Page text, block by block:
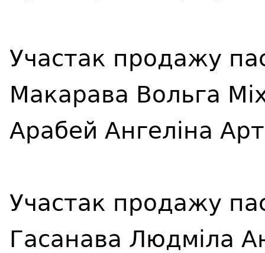
Участак продажу
Макарава Вольга
Арабей Ангеліна
Участак продажу
Гасанава Людміла